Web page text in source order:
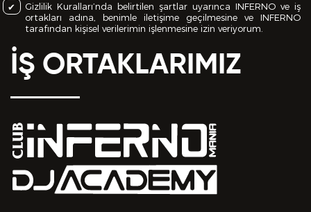
Gizlilik Kuralları’nda belirtilen şartlar uyarınca INFERNO ve iş
ortakları adına, benimle iletişime geçilmesine ve INFERNO
tarafından kişisel verilerimin işlenmesine izin veriyorum.
İŞ ORTAKLARIMIZ